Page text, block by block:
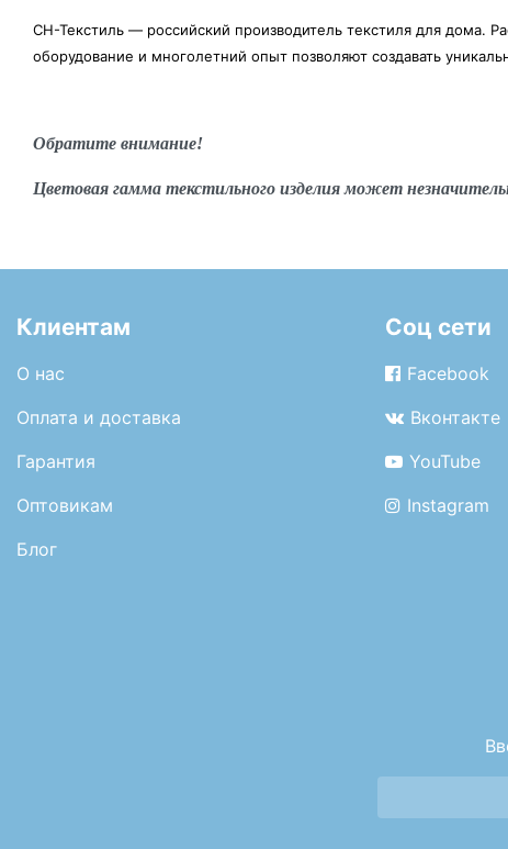
СН-Текстиль — российский производитель текстиля для дома.
оборудование и многолетний опыт позволяют создавать
Обратите внимание!
Цветовая гамма текстильного изделия может
Клиентам
О нас
Оплата и доставка
Гарантия
Оптовикам
Блог
Соц сети
Facebook
Вконтакте
YouTube
Instagram